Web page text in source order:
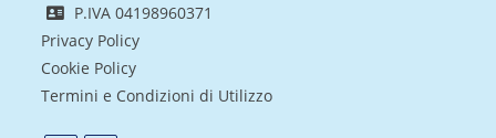
P.IVA 04198960371
Privacy Policy
Cookie Policy
Termini e Condizioni di Utilizzo